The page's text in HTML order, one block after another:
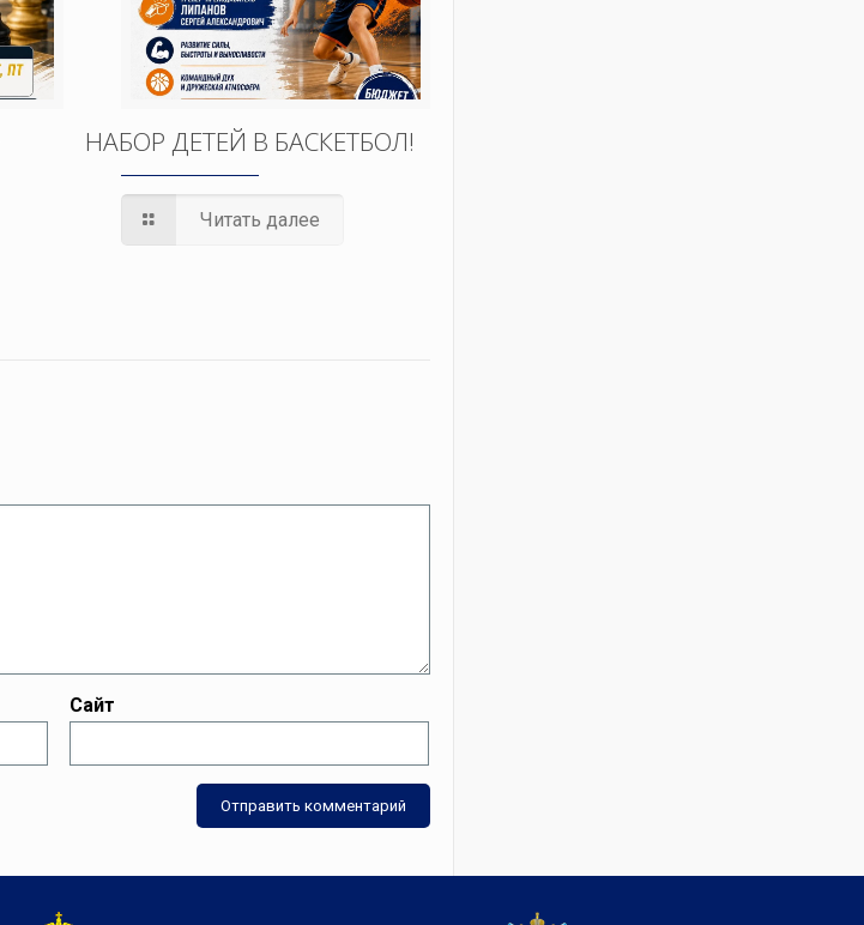
НАБОР ДЕТЕЙ В БАСКЕТБОЛ!
Читать далее
Сайт